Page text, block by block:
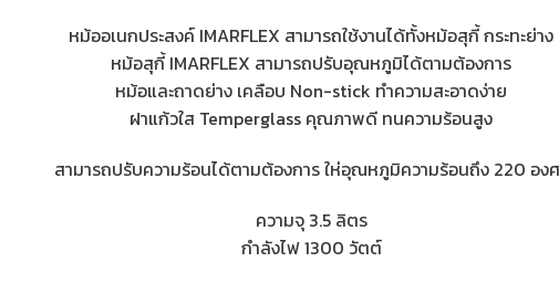
หม้ออเนกประสงค์ IMARFLEX สามารถใช้งานได้ทั้งหม้อสุกี้ กระทะย่าง
หม้อสุกี้ IMARFLEX สามารถปรับอุณหภูมิได้ตามต้องการ
หม้อและถาดย่าง เคลือบ Non-stick ทำความสะอาดง่าย
ฝาแก้วใส Temperglass คุณภาพดี ทนความร้อนสูง
สามารถปรับความร้อนได้ตามต้องการ ให่อุณหภูมิความร้อนถึง 220 อง
ความจุ 3.5 ลิตร
กำลังไฟ 1300 วัตต์